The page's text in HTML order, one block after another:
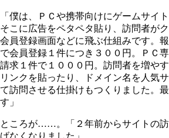
「僕は、ＰＣや携帯向けにゲームサイ
そこに広告をペタペタ貼り、訪問者が
会員登録画面などに飛ぶ仕組みです。
で会員登録１件につき３００円。ＰＣ
請求１件で１０００円。訪問者を増や
リンクを貼ったり、ドメイン名を人気
て訪問させる仕掛けもつくりました。
す」
ところが……。「２年前からサイトの
げなくなりました」